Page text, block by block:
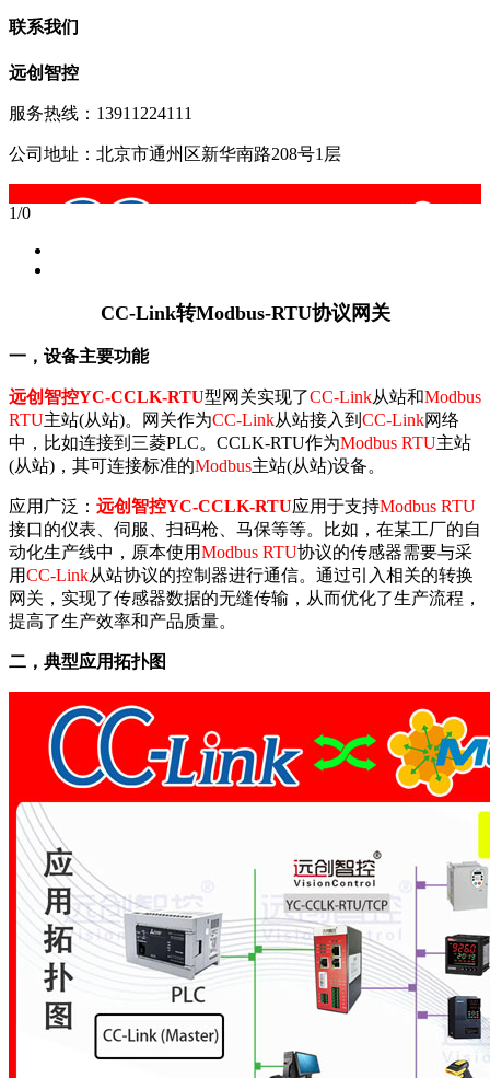
联系我们
远创智控
服务热线：13911224111
公司地址：北京市通州区新华南路208号1层
1/0
CC-Link转Modbus-RTU协议网关
一，设备主要功能
远创智控YC-CCLK-RTU型网关实现了CC-Link从站和Modbus
RTU主站(从站)。网关作为CC-Link从站接入到 CC-Link网络
中，比如连接到三菱PLC。CCLK-RTU作为Modbus RTU主站
(从站)，其可连接标准的Modbus主站(从站)设备。
应用广泛： 远创智控YC-CCLK-RTU应用于支持Modbus RTU
接口的仪表、伺服、扫码枪、马保等等。比如，在某工厂的自
动化生产线中，原本使用Modbus RTU协议的传感器需要与采
用CC-Link从站协议的控制器进行通信。通过引入相关的转换
网关，实现了传感器数据的无缝传输，从而优化了生产流程，
提高了生产效率和产品质量。
二，典型应用拓扑图